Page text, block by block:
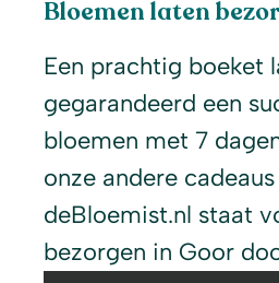
Bloemen laten
Een prachtig boeket
gegarandeerd een
bloemen met 7
onze andere
deBloemist.nl staat
bezorgen in Goor